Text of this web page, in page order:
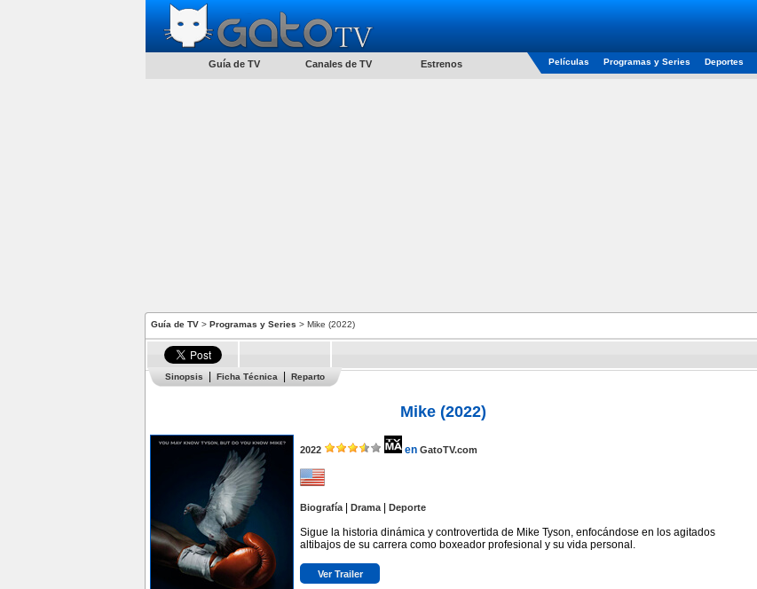
Guía de TV Canales de TV Estrenos Películas Programas y Series Deportes
Guía de TV > Programas y Series > Mike (2022)
Sinopsis Ficha Técnica Reparto
Mike (2022)
2022 en GatoTV.com
Biografía| Drama| Deporte
Sigue la historia dinámica y controvertida de Mike Tyson, enfocándose en los agitados
altibajos de su carrera como boxeador profesional y su vida personal.
Ver Trailer